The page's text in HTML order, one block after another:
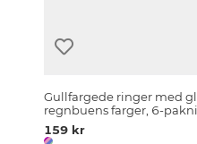
Gullfargede ringer med
regnbuens farger, 6-
159 kr